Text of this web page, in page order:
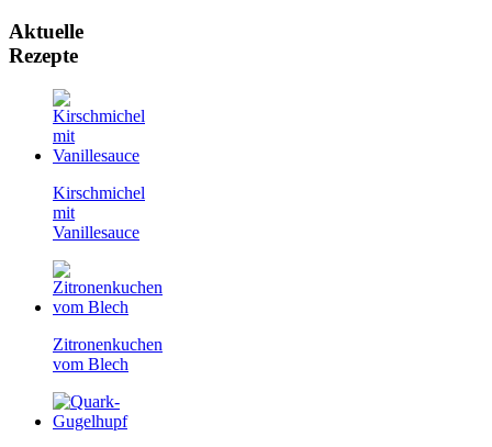
Aktuelle
Rezepte
Kirschmichel
mit
Vanillesauce
Zitronenkuchen
vom Blech